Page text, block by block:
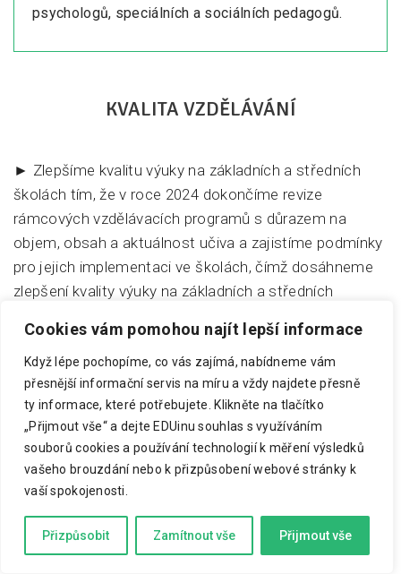
Cookies vám pomohou najít lepší informace
Když lépe pochopíme, co vás zajímá, nabídneme vám
přesnější informační servis na míru a vždy najdete přesně
ty informace, které potřebujete.
Klikněte na tlačítko
„Přijmout vše“ a dejte EDUinu souhlas s využíváním
souborů cookies a používání technologií k měření výsledků
vašeho brouzdání nebo k přizpůsobení webové stránky k
vaší spokojenosti.
Přizpůsobit Zamítnout vše Přijmout vše
psychologů, speciálních a sociálních pedagogů.
KVALITA VZDĚLÁVÁNÍ
► Zlepšíme kvalitu výuky na základních a středních
školách tím, že v roce 2024 dokončíme revize
rámcových vzdělávacích programů s důrazem na
objem, obsah a aktuálnost učiva a zajistíme podmínky
pro jejich implementaci ve školách, čímž dosáhneme
zlepšení kvality výuky na základních a středních
rozvoj kreativity žáků a individuální přístup k nim.
► Zaměříme se na snížení celkového objemu učiva
a podpoříme kvalitu (porozumění) před kvantitou
(memorováním).
► Budeme klást důraz na rozvoj gramotností, znalostí
a dovedností potřebných v každodenním životě.
Zaměříme se na podporu občanského vzdělávání,
etické výchovy, finanční i mediální gramotnosti
a kritického myšlení. Promění se výuka dějin 20. století